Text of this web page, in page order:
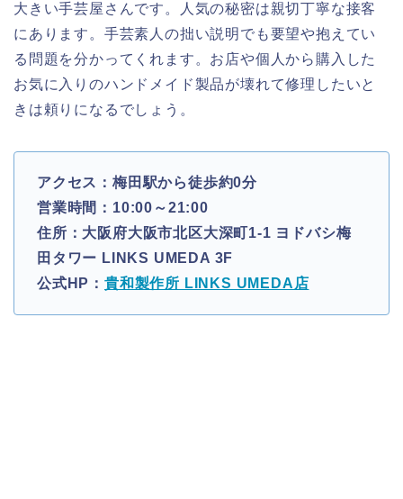
大きい手芸屋さんです。人気の秘密は親切丁寧な接客
にあります。手芸素人の拙い説明でも要望や抱えてい
る問題を分かってくれます。お店や個人から購入した
お気に入りのハンドメイド製品が壊れて修理したいと
きは頼りになるでしょう。
アクセス：梅田駅から徒歩約0分
営業時間：10:00～21:00
住所：大阪府大阪市北区大深町1-1 ヨドバシ梅
田タワー LINKS UMEDA 3F
公式HP： 貴和製作所 LINKS UMEDA店